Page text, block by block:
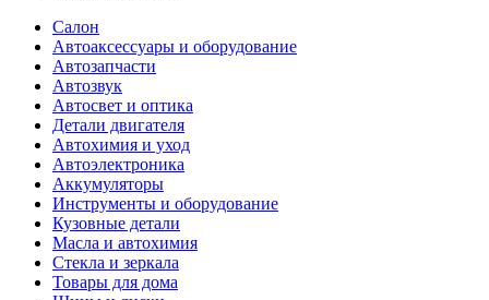
Салон
Автоаксессуары и оборудование
Автозапчасти
Автозвук
Автосвет и оптика
Детали двигателя
Автохимия и уход
Автоэлектроника
Аккумуляторы
Инструменты и оборудование
Кузовные детали
Масла и автохимия
Стекла и зеркала
Товары для дома